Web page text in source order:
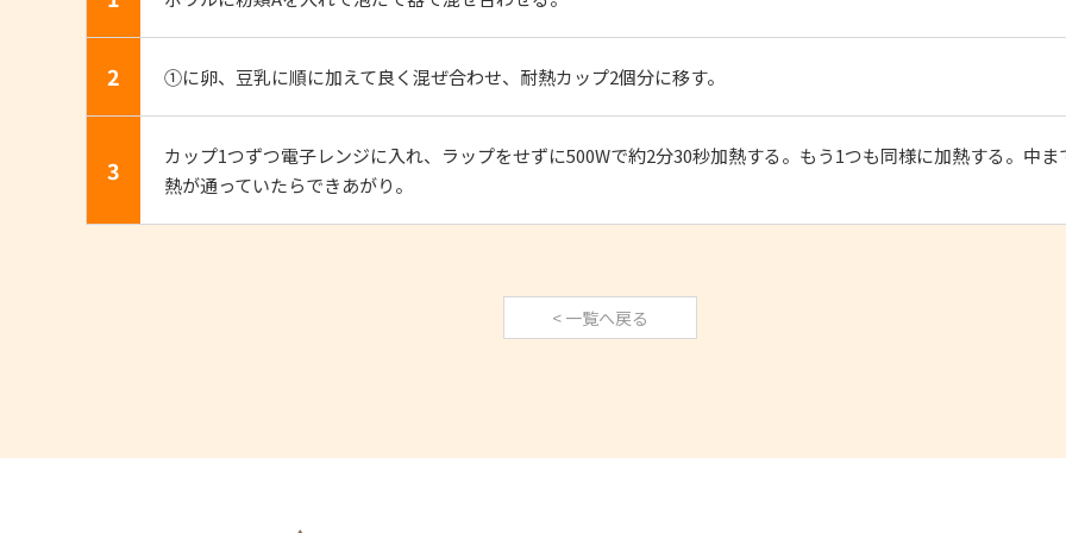
2 ①に卵、豆乳に順に加えて良く混ぜ合わせ、耐熱カップ2個分に移す。
3
カップ1つずつ電子レンジに入れ、ラップをせずに500Wで約2分30秒加熱する。もう1つも同様に加熱する。中ま
熱が通っていたらできあがり。
< 一覧へ戻る